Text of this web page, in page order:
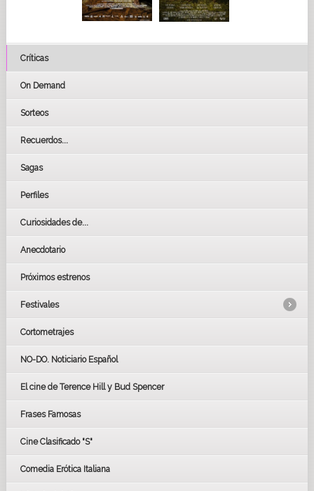
Críticas
On Demand
Sorteos
Recuerdos...
Sagas
Perfiles
Curiosidades de...
Anecdotario
Próximos estrenos
Festivales
LOS OSCARS
GOYAS
BAFTA
Cortometrajes
NO-DO. Noticiario Español
El cine de Terence Hill y Bud Spencer
Frases Famosas
Cine Clasificado "S"
Comedia Erótica Italiana